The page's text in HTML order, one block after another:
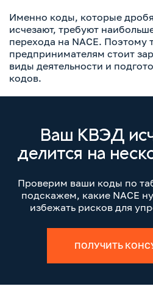
Именно коды, которые
исчезают, требуют
перехода на NACE. Поэтому
предпринимателям стоит
виды деятельности и
кодов.
Ваш КВЭД
делится на
Проверим ваши коды по
подскажем, какие NACE
избежать рисков для
ПОЛУЧИТЬ